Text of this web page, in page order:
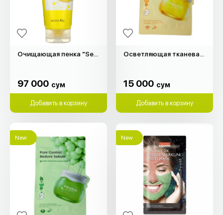
Очищающая пенка "Secret Key" (150мл)
97 000 сум
Добавить в корзину
15 000 сум
Добавить в корзину
New New